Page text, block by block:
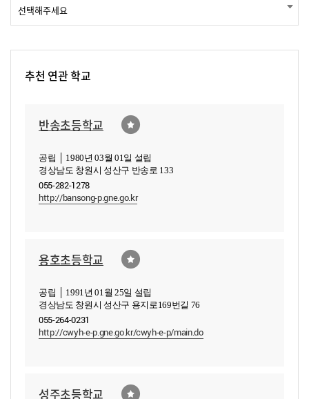
추천 연관 학교
반송초등학교
공립 │ 1980년 03월 01일 설립
경상남도 창원시 성산구 반송로 133
055-282-1278
http://bansong-p.gne.go.kr
용호초등학교
공립 │ 1991년 01월 25일 설립
경상남도 창원시 성산구 용지로169번길 76
055-264-0231
http://cwyh-e-p.gne.go.kr/cwyh-e-p/main.do
성주초등학교